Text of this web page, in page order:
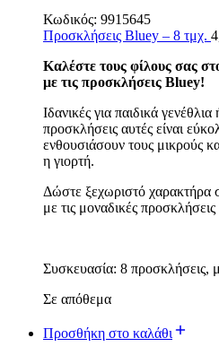
Κωδικός: 9915645
Προσκλήσεις Bluey – 8 τμχ.
Καλέστε τους φίλους σας
με τις προσκλήσεις Bluey!
Ιδανικές για παιδικά
προσκλήσεις αυτές είναι
ενθουσιάσουν τους μικρούς
η γιορτή.
Δώστε ξεχωριστό χαρακτήρα
με τις μοναδικές
Συσκευασία: 8 προσκλήσεις,
Σε απόθεμα
Προσθήκη στο καλάθι